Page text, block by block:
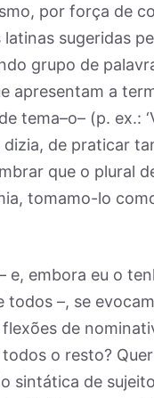
por força de
sugeridas
grupo de
apresentam a
tema–o– (p. ex.:
dizia, de praticar
que o plural
tomamo-lo
e, embora eu o
todos –, se
de
o resto?
sintática de